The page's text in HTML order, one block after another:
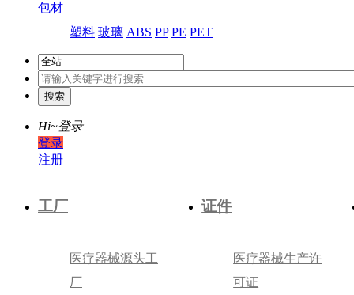
包材
塑料 玻璃 ABS PP PE PET
Hi~登录
登录
注册
工厂
医疗器械源头工
厂
证件
医疗器械生产许
可证